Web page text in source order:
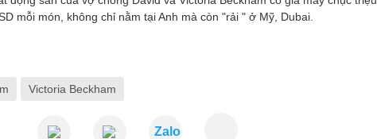
mỗi món, không chỉ nằm tại Anh mà còn "rải " ở Mỹ, Dubai.
Victoria Beckham
Zalo